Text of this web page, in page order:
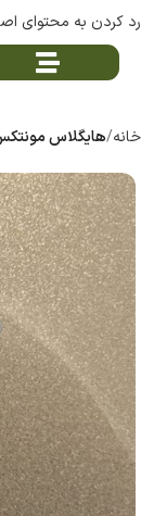
رد کردن به محتوای
خانه هایگلاس